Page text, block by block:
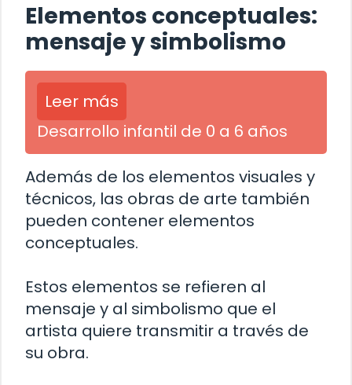
Elementos conceptuales:
mensaje y simbolismo
Leer más
Desarrollo infantil de 0 a 6 años
Además de los elementos visuales y
técnicos, las obras de arte también
pueden contener elementos
conceptuales.
Estos elementos se refieren al
mensaje y al simbolismo que el
artista quiere transmitir a través de
su obra.